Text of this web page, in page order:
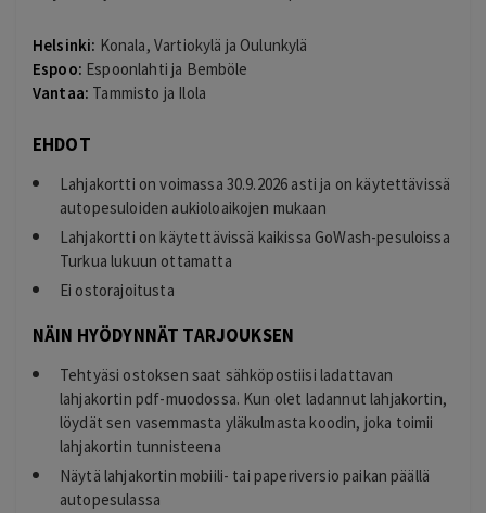
Helsinki: Konala, Vartiokylä ja Oulunkylä
Espoo: Espoonlahti ja Bemböle
Vantaa: Tammisto ja Ilola
EHDOT
Lahjakortti on voimassa 30.9.2026 asti ja on käytettävissä
autopesuloiden aukioloaikojen mukaan
Lahjakortti on käytettävissä kaikissa GoWash-pesuloissa
Turkua lukuun ottamatta
Ei ostorajoitusta
NÄIN HYÖDYNNÄT TARJOUKSEN
Tehtyäsi ostoksen saat sähköpostiisi ladattavan
lahjakortin pdf-muodossa. Kun olet ladannut lahjakortin,
löydät sen vasemmasta yläkulmasta koodin, joka toimii
lahjakortin tunnisteena
Näytä lahjakortin mobiili- tai paperiversio paikan päällä
autopesulassa